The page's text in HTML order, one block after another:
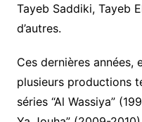
Tayeb Saddiki, Tayeb
d’autres.
Ces dernières années,
plusieurs productions
séries “Al Wassiya”